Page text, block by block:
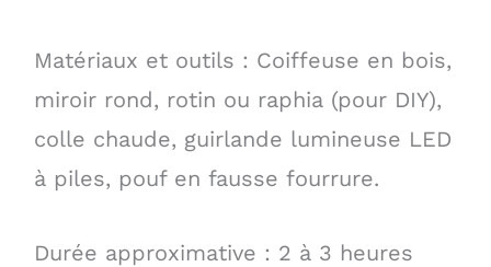
Matériaux et outils : Coiffeuse en bois,
miroir rond, rotin ou raphia (pour DIY),
colle chaude, guirlande lumineuse LED
à piles, pouf en fausse fourrure.
Durée approximative : 2 à 3 heures